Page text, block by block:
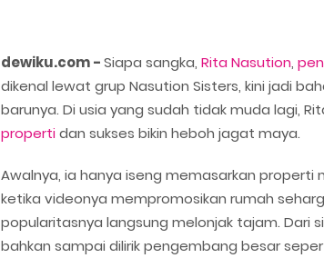
dewiku.com -Siapa sangka, Rita Nasution,
dikenal lewat grup Nasution Sisters, kini jadi
barunya. Di usia yang sudah tidak muda lagi,
properti dan sukses bikin heboh jagat maya.
Awalnya, ia hanya iseng memasarkan properti
ketika videonya mempromosikan rumah
popularitasnya langsung melonjak tajam. Dari
bahkan sampai dilirik pengembang besar